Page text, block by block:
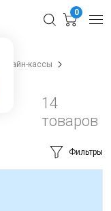
0
Онлайн-кассы
14
товаров
Фильтры